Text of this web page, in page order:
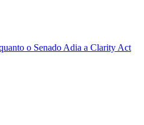
o Senado Adia a Clarity Act